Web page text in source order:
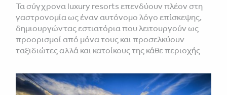
Τα σύγχρονα luxury resorts επενδύουν πλέον στη
γαστρονομία ως έναν αυτόνομο λόγο επίσκεψης,
δημιουργώντας εστιατόρια που λειτουργούν ως
προορισμοί από μόνα τους και προσελκύουν
ταξιδιώτες αλλά και κατοίκους της κάθε περιοχής